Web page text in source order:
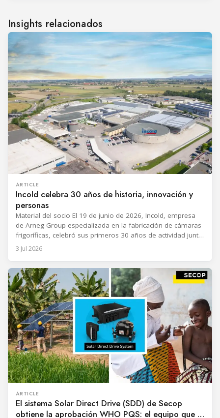
Insights relacionados
ARTICLE
Incold celebra 30 años de historia, innovación y
personas
Material del socio El 19 de junio de 2026, Incold, empresa
de Arneg Group especializada en la fabricación de cámaras
frigoríficas, celebró sus primeros 30 años de actividad junto
con sus empleados, socios y familiares. Fue un momento
para compartir y expresar gratitud, concebido para
3 Jul 2026
ARTICLE
El sistema Solar Direct Drive (SDD) de Secop
obtiene la aprobación WHO PQS: el equipo que lo